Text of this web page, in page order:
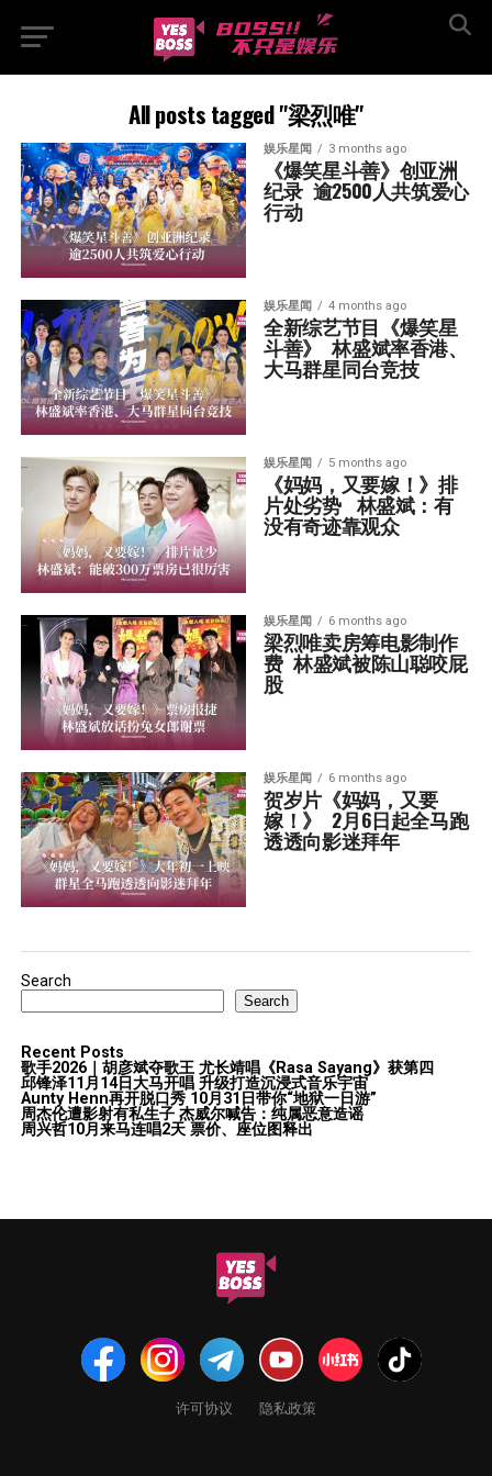
All posts tagged "梁烈唯"
娱乐星闻 3 months ago
《爆笑星斗善》创亚洲
纪录  逾2500人共筑爱心
行动
娱乐星闻 4 months ago
全新综艺节目《爆笑星
斗善》  林盛斌率香港、
大马群星同台竞技
娱乐星闻 5 months ago
《妈妈，又要嫁！》排
片处劣势   林盛斌：有
没有奇迹靠观众
娱乐星闻 6 months ago
梁烈唯卖房筹电影制作
费  林盛斌被陈山聪咬屁
股
娱乐星闻 6 months ago
贺岁片《妈妈，又要
嫁！》  2月6日起全马跑
透透向影迷拜年
Search
Search
Recent Posts
歌手2026｜胡彦斌夺歌王 尤长靖唱《Rasa Sayang》获第四
邱锋泽11月14日大马开唱 升级打造沉浸式音乐宇宙
Aunty Henn再开脱口秀 10月31日带你“地狱一日游”
周杰伦遭影射有私生子 杰威尔喊告：纯属恶意造谣
周兴哲10月来马连唱2天 票价、座位图释出
许可协议 隐私政策